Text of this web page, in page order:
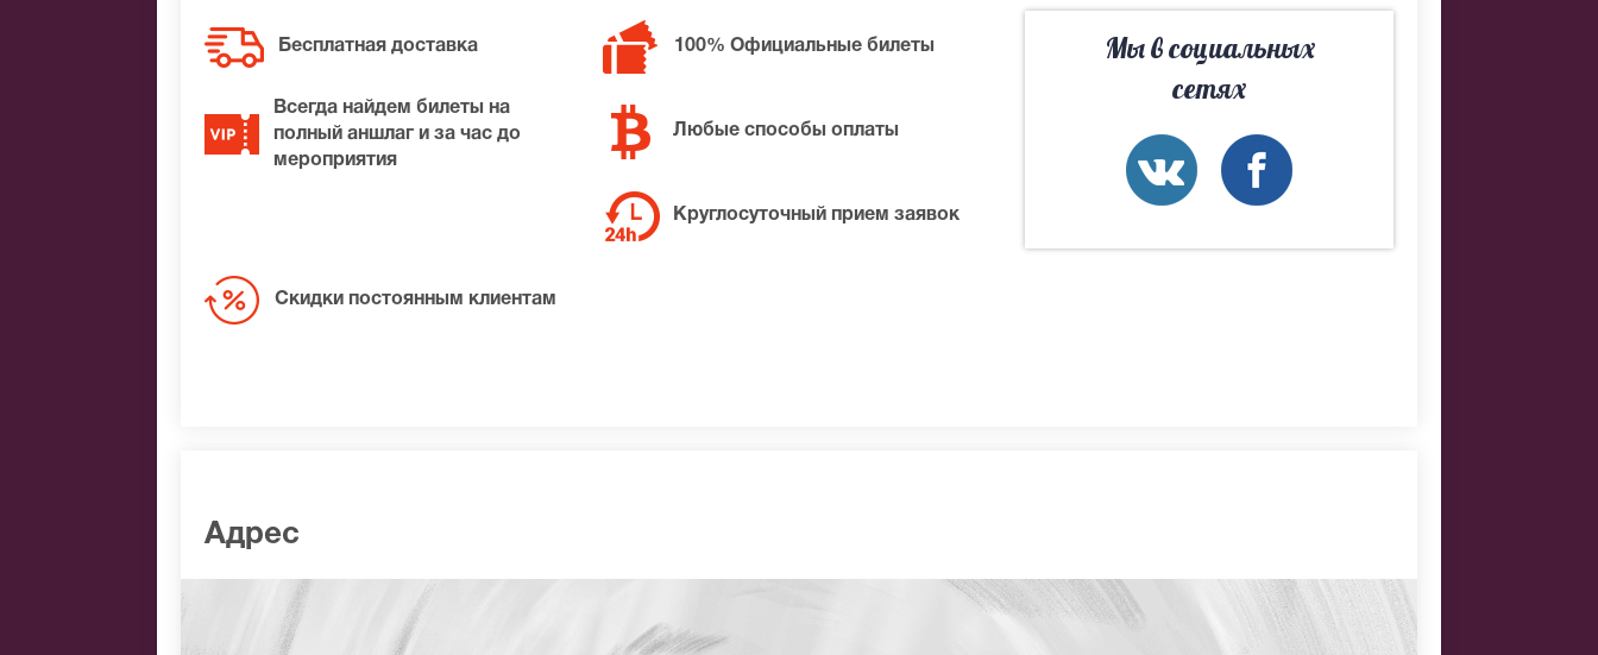
На нашем сайте всегда большой выбор билетов в разные категории зрительного зала Московский
Губернский театр. Если не удалось найти нужные билеты на Дама с собачкой, позвоните нам в call-центр и мы
обязательно подберем Вам лучшие места по доступной цене.
Бесплатная доставка 100% Официальные билеты
Всегда найдем билеты на
полный аншлаг и за час до
мероприятия
Любые способы оплаты
Круглосуточный прием заявок
Скидки постоянным клиентам
Мы в социальных
сетях
Адрес